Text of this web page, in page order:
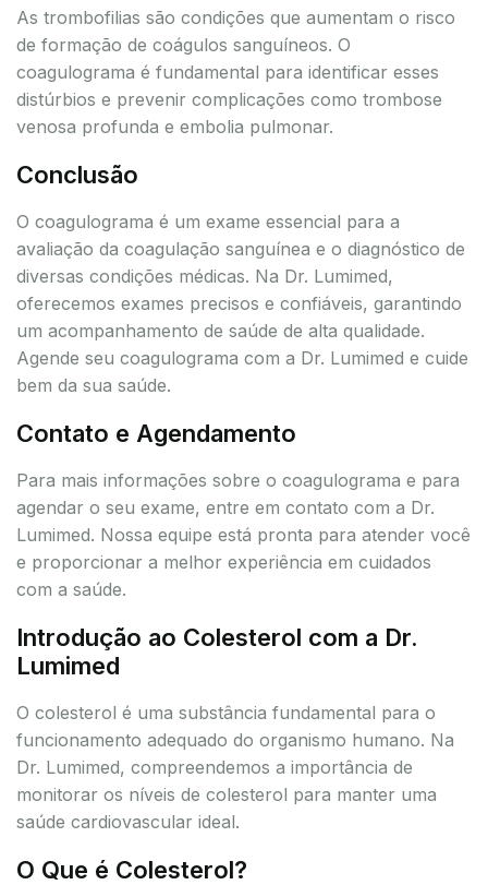
As trombofilias são condições que aumentam o risco
de formação de coágulos sanguíneos. O
coagulograma é fundamental para identificar esses
distúrbios e prevenir complicações como trombose
venosa profunda e embolia pulmonar.
Conclusão
O coagulograma é um exame essencial para a
avaliação da coagulação sanguínea e o diagnóstico de
diversas condições médicas. Na Dr. Lumimed,
oferecemos exames precisos e confiáveis, garantindo
um acompanhamento de saúde de alta qualidade.
Agende seu coagulograma com a Dr. Lumimed e cuide
bem da sua saúde.
Contato e Agendamento
Para mais informações sobre o coagulograma e para
agendar o seu exame, entre em contato com a Dr.
Lumimed. Nossa equipe está pronta para atender você
e proporcionar a melhor experiência em cuidados
com a saúde.
Introdução ao Colesterol com a Dr.
Lumimed
O colesterol é uma substância fundamental para o
funcionamento adequado do organismo humano. Na
Dr. Lumimed, compreendemos a importância de
monitorar os níveis de colesterol para manter uma
saúde cardiovascular ideal.
O Que é Colesterol?